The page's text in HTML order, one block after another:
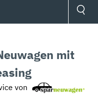
mit
von